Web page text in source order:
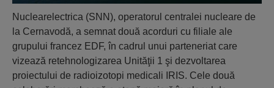
Nuclearelectrica (SNN), operatorul centralei nucleare de
la Cernavodă, a semnat două acorduri cu filiale ale
grupului francez EDF, în cadrul unui parteneriat care
vizează retehnologizarea Unităţii 1 şi dezvoltarea
proiectului de radioizotopi medicali IRIS. Cele două